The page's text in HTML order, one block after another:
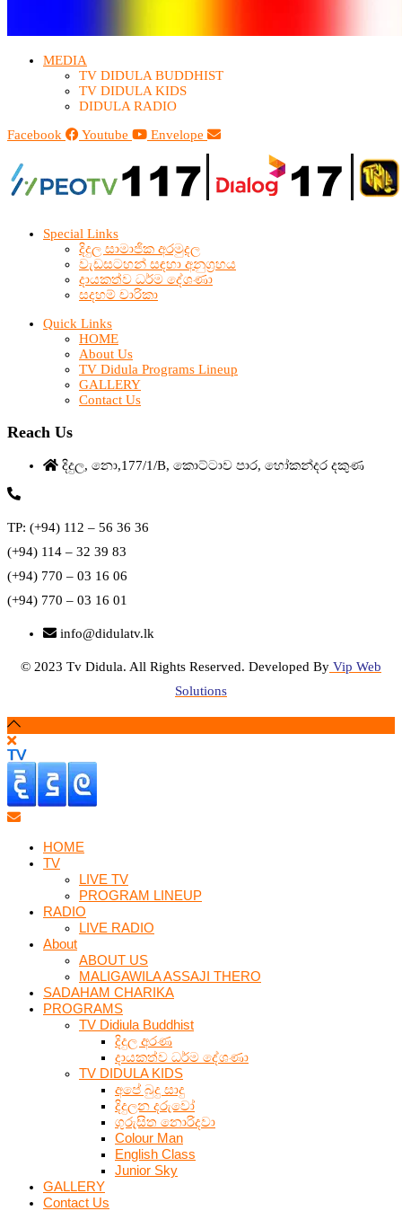
MEDIA
TV DIDULA BUDDHIST​
TV DIDULA KIDS
DIDULA RADIO
Facebook
Youtube Envelope
Special Links
දිදුල සාමාජික අරමුදල
වැඩසටහන් සඳහා අනුග්‍රහය
දායකත්ව ධර්ම දේශණා
සදහම් චාරිකා
Quick Links
HOME
About Us
TV Didula Programs Lineup
GALLERY
Contact Us
Reach Us
දිදුල, නො,177/1/B, කොට්ටාව පාර, හෝකන්දර දකුණ
TP: (+94) 112 – 56 36 36
(+94) 114 – 32 39 83
(+94) 770 – 03 16 06
(+94) 770 – 03 16 01
info@didulatv.lk
© 2023 Tv Didula. All Rights Reserved. Developed By Vip Web
Solutions
HOME
TV
LIVE TV
PROGRAM LINEUP
RADIO
LIVE RADIO
About
ABOUT US
MALIGAWILA ASSAJI THERO
SADAHAM CHARIKA
PROGRAMS
TV Didiula Buddhist
දිදුල අරණ
දායකත්ව ධර්ම දේශණා
TV DIDULA KIDS
අපේ බුදු සාදු
දිදුලන දරුවෝ
ගුරුසිත නොරිදවා
Colour Man
English Class
Junior Sky
GALLERY
Contact Us